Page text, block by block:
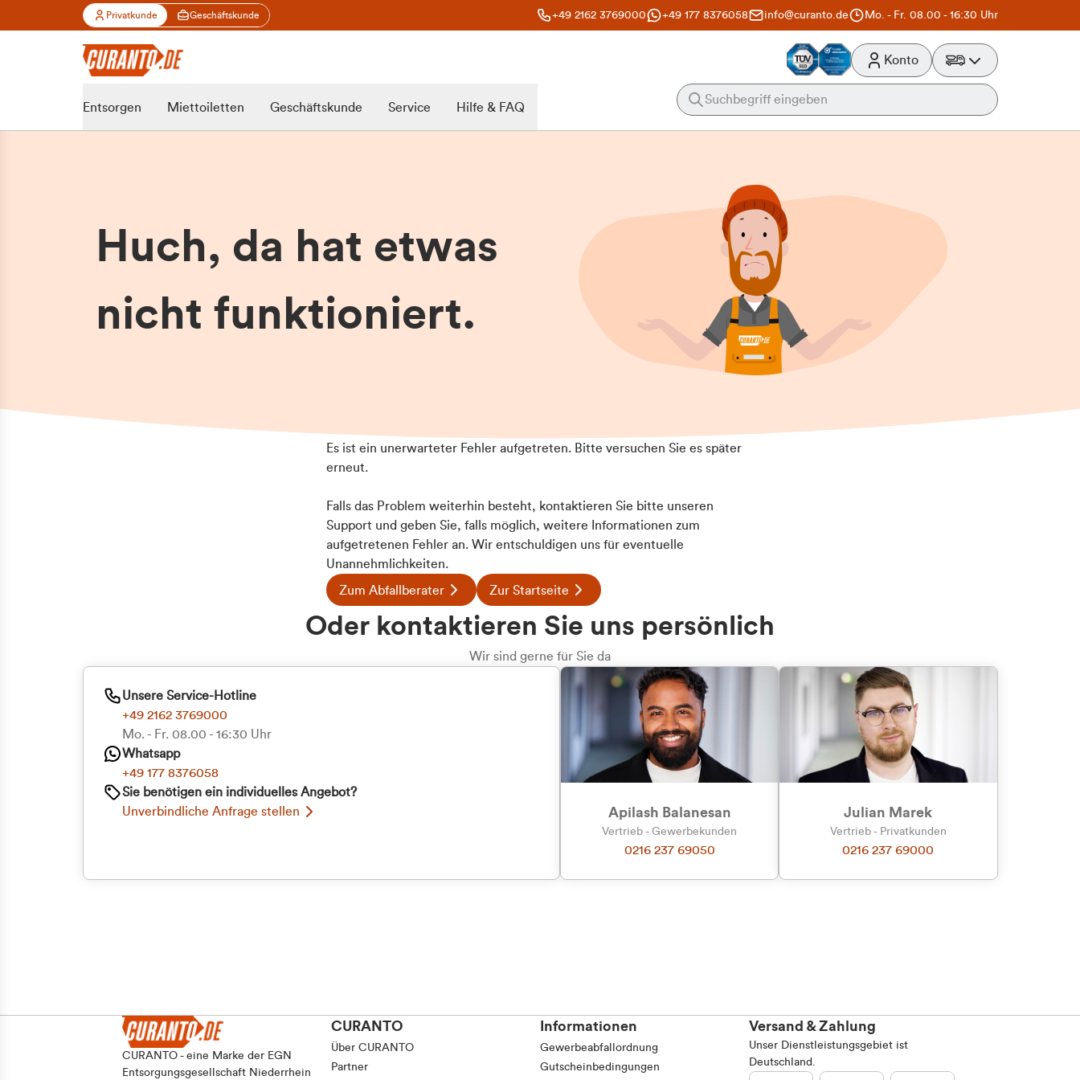
Privatkunde Geschäftskunde +49 2162 3769000 +49 177 8376058 info@curanto.de Mo. - Fr. 08.00 - 16:30 Uhr
Konto
Entsorgen Miettoiletten Geschäftskunde Service Hilfe & FAQ
Huch, da hat etwas
nicht funktioniert.
Es ist ein unerwarteter Fehler aufgetreten. Bitte versuchen Sie es später
erneut.
Falls das Problem weiterhin besteht, kontaktieren Sie bitte unseren
Support und geben Sie, falls möglich, weitere Informationen zum
aufgetretenen Fehler an. Wir entschuldigen uns für eventuelle
Unannehmlichkeiten.
Zum Abfallberater Zur Startseite
Oder kontaktieren Sie uns persönlich
Wir sind gerne für Sie da
Unsere Service-Hotline
+49 2162 3769000
Mo. - Fr. 08.00 - 16:30 Uhr
Whatsapp
+49 177 8376058
Sie benötigen ein individuelles Angebot?
Unverbindliche Anfrage stellen
Apilash Balanesan
Vertrieb - Gewerbekunden
0216 237 69050
Julian Marek
Vertrieb - Privatkunden
0216 237 69000
CURANTO - eine Marke der EGN
Entsorgungsgesellschaft Niederrhein
CURANTO
Über CURANTO
Partner
Informationen
Gewerbeabfallordnung
Gutscheinbedingungen
Versand & Zahlung
Unser Dienstleistungsgebiet ist
Deutschland.